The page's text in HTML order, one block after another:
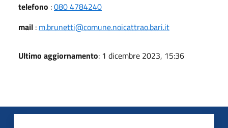
telefono :080 4784240
mail : m.brunetti@comune.noicattrao.bari.it
Ultimo aggiornamento: 1 dicembre 2023, 15:36